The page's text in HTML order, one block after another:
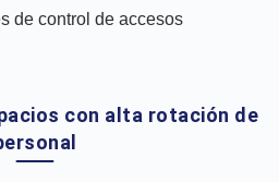
de control de accesos
con alta rotación de